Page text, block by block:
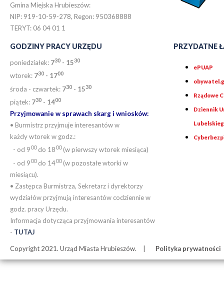
Gmina Miejska Hrubieszów:
NIP: 919-10-59-278, Regon: 950368888
TERYT: 06 04 01 1
GODZINY PRACY URZĘDU
poniedziałek: 730 - 1530
wtorek: 730 - 1700
środa - czwartek: 730 - 1530
piątek: 730 - 1400
Przyjmowanie w sprawach skarg i wniosków:
• Burmistrz przyjmuje interesantów w
każdy wtorek w godz.:
- od 900do 1800(w pierwszy wtorek miesiąca)
- od 900do 1400(w pozostałe wtorki w
miesiącu).
• Zastępca Burmistrza, Sekretarz i dyrektorzy
wydziałów przyjmują interesantów codziennie w
godz. pracy Urzędu.
Informacja dotycząca przyjmowania interesantów
- TUTAJ
PRZYDATNE
ePUAP
Rządowe
Dziennik
Copyright 2021. Urząd Miasta Hrubieszów. Polityka prywatności